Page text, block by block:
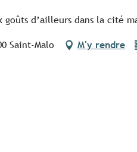
goûts d’ailleurs dans la cité
Saint-Malo M'y rendre